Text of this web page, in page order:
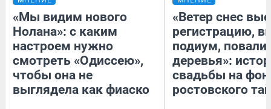
«Мы видим нового
Нолана»: с каким
настроем нужно
смотреть «Одиссею»,
чтобы она не
выглядела как фиаско
«Ветер снес
регистрацию,
подиум,
деревья»:
свадьбы на
ростовского